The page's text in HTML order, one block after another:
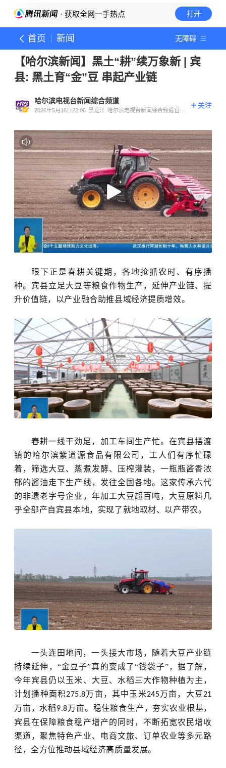
· 获取全网一手热点 打开
首页 新闻 无障碍
【哈尔滨新闻】黑土“耕”续万象新 | 宾
县: 黑土育“金”豆 串起产业链
哈尔滨电视台新闻综合频道
2026年5月16日22:06 黑龙江 哈尔滨电视台新闻综合频道官方
关注
眼下正是春耕关键期，各地抢抓农时、有序播
种。宾县立足大豆等粮食作物生产，延伸产业链、提
升价值链，以产业融合助推县域经济提质增效。
春耕一线干劲足，加工车间生产忙。在宾县摆渡
镇的哈尔滨紫道源食品有限公司，工人们有序忙碌
着，筛选大豆、蒸煮发酵、压榨灌装，一瓶瓶酱香浓
郁的酱油走下生产线，发往全国各地。这家传承六代
的非遗老字号企业，年加工大豆超百吨，大豆原料几
乎全部产自宾县本地，实现了就地取材、以产带农。
一头连田地间，一头接大市场，随着大豆产业链
持续延伸， “金豆子”真的变成了“钱袋子”，据了解，
今年宾县仍以玉米、大豆、水稻三大作物种植为主，
计划播种面积275.8万亩，其中玉米245万亩，大豆21
万亩，水稻9.8万亩。稳住粮食生产，夯实农业根基，
宾县在保障粮食稳产增产的同时，不断拓宽农民增收
渠道，聚焦特色产业、电商文旅、订单农业等多元路
径，全方位推动县域经济高质量发展。